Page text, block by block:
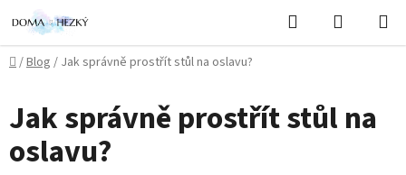
na
obsah
Hledat
KOŠÍK
Domů
/Blog / Jak správně prostřít stůl na oslavu?
Jak správně prostřít stůl na
oslavu?